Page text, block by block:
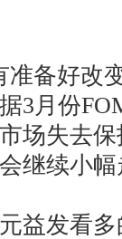
备好改
3月份
场失去
继续小幅
发看多